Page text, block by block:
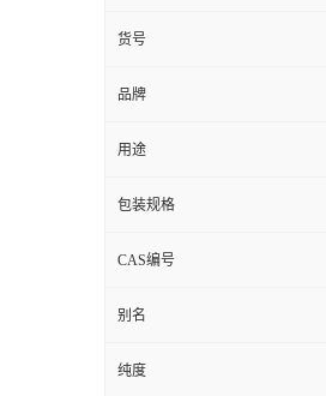
货号
品牌
用途
包装规格
CAS编号
别名
纯度